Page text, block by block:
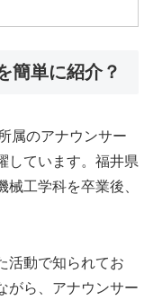
簡単に紹介？
属のアナウンサー
しています。福井県
工学科を卒業後、
活動で知られてお
がら、アナウンサー